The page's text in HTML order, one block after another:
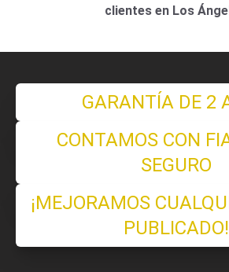
clientes en Los
GARANTÍA DE 2
CONTAMOS CON
SEGURO
¡MEJORAMOS
PUBLICADO!